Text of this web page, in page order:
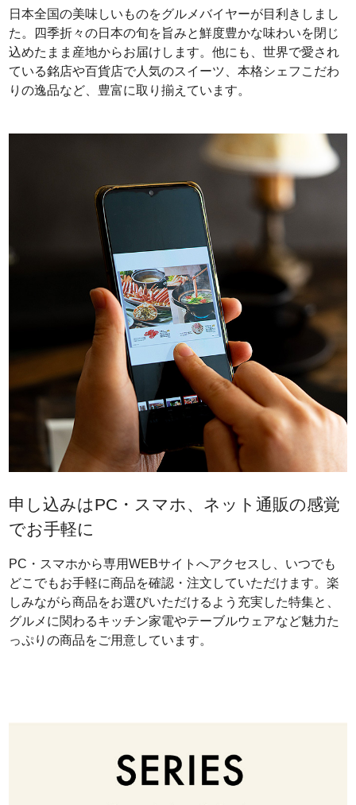
日本全国の美味しいものをグルメバイヤーが目利きしまし
た。四季折々の日本の旬を旨みと鮮度豊かな味わいを閉じ
込めたまま産地からお届けします。他にも、世界で愛され
ている銘店や百貨店で人気のスイーツ、本格シェフこだわ
りの逸品など、豊富に取り揃えています。
申し込みはPC・スマホ、ネット通販の感覚
でお手軽に
PC・スマホから専用WEBサイトへアクセスし、いつでも
どこでもお手軽に商品を確認・注文していただけます。楽
しみながら商品をお選びいただけるよう充実した特集と、
グルメに関わるキッチン家電やテーブルウェアなど魅力た
っぷりの商品をご用意しています。